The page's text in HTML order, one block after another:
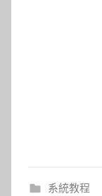
系統教程